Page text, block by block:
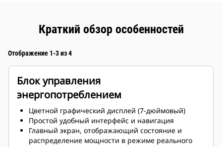
Краткий обзор особенностей
Отображение 1-3 из 4
Блок управления
энергопотреблением
Цветной графический дисплей (7-дюймовый)
Простой удобный интерфейс и навигация
Главный экран, отображающий состояние и
распределение мощности в режиме реального